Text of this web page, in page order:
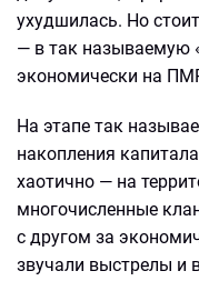
ухудшилась. Но
— в так называемую
экономически на
На этапе так
накопления
хаотично — на
многочисленные
с другом за
звучали выстрелы и